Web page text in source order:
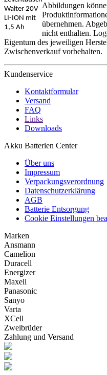
Abbildungen
übernehmen.
nicht enthalten.
Eigentum des jeweiligen
Zwischenverkauf vorbehalten.
Kundenservice
Kontaktformular
Versand
FAQ
Links
Downloads
Akku Batterien Center
Über uns
Impressum
Verpackungsverordnung
Datenschutzerklärung
AGB
Batterie Entsorgung
Cookie Einstellungen
Marken
Ansmann
Camelion
Duracell
Energizer
Maxell
Panasonic
Sanyo
Varta
XCell
Zweibrüder
Zahlung und Versand